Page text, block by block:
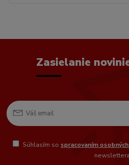
Zasielanie
Súhlasím so spracovaním